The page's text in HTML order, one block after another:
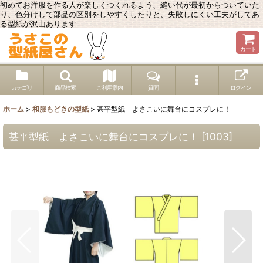
初めてお洋服を作る人が楽しくつくれるよう、縫い代が最初からついていた
り、色分けして部品の区別をしやすくしたりと、失敗しにくい工夫がしてあ
る型紙が沢山あります
カート
カテゴリ 商品検索 ご利用案内 質問 ログイン
ホーム > 和服もどきの型紙 > 甚平型紙 よさこいに舞台にコスプレに！
甚平型紙 よさこいに舞台にコスプレに！ [1003]